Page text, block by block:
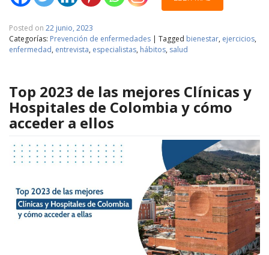
Posted on 22 junio, 2023
Categorías: Prevención de enfermedades | Tagged bienestar, ejercicios,
enfermedad, entrevista, especialistas, hábitos, salud
Top 2023 de las mejores Clínicas y
Hospitales de Colombia y cómo
acceder a ellos